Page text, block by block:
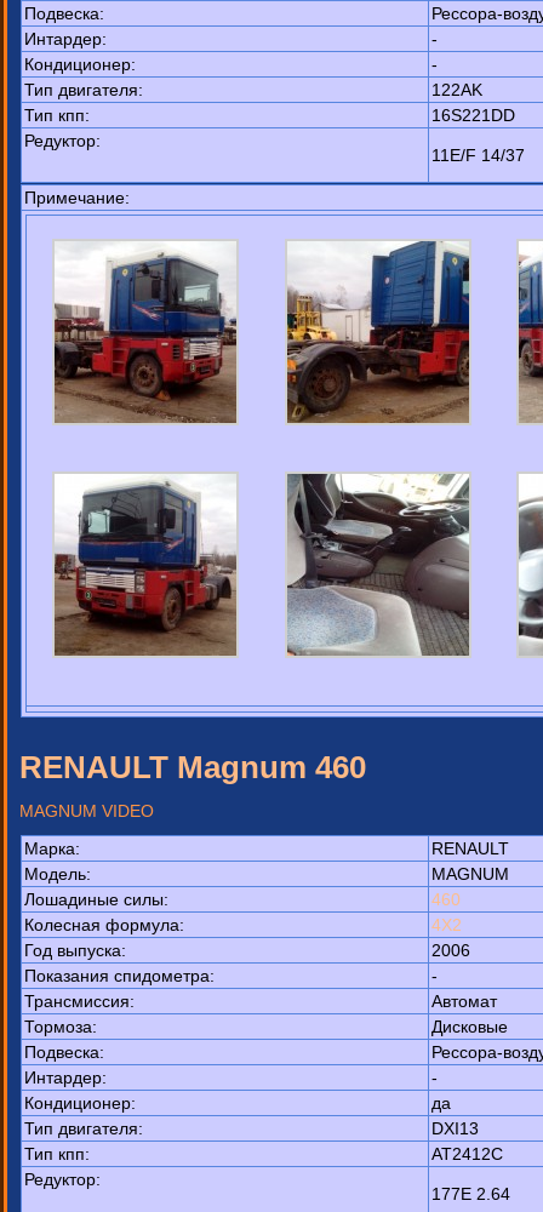
Подвеска:
Рессора-
Интардер:
-
Кондиционер:
-
Тип двигателя:
122AK
Тип кпп:
16S221DD
Редуктор:
11E/F 14/37
Примечание:
RENAULT Magnum 460
MAGNUM VIDEO
Марка:
RENAULT
Модель:
MAGNUM
Лошадиные силы:
460
Колесная формула:
4X2
Год выпуска:
2006
Показания спидометра:
-
Трансмиссия:
Автомат
Тормоза:
Дисковые
Подвеска:
Рессора-
Интардер:
-
Кондиционер:
да
Тип двигателя:
DXI13
Тип кпп:
AT2412C
Редуктор:
177E 2.64